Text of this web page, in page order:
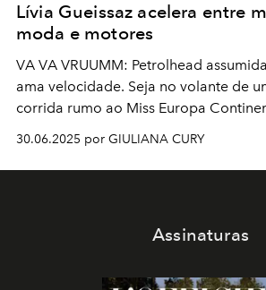
Lívia Gueissaz acelera entre
moda e motores
VA VA VRUUMM: Petrolhead
ama velocidade. Seja no volante de
corrida rumo ao Miss Europa
30.06.2025 por GIULIANA CURY
Assinaturas